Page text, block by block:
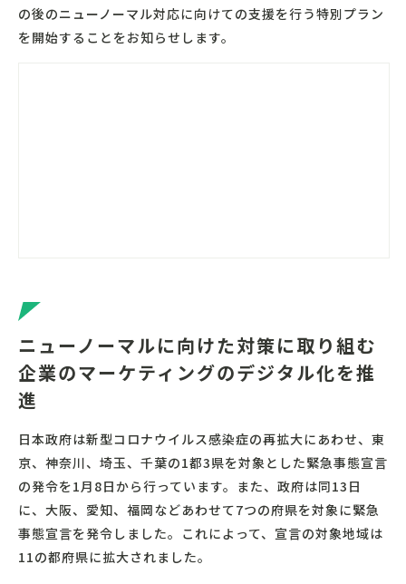
の後のニューノーマル対応に向けての支援を行う特別プラン
を開始することをお知らせします。
ニューノーマルに向けた対策に取り組む
企業のマーケティングのデジタル化を推
進
日本政府は新型コロナウイルス感染症の再拡大にあわせ、東
京、神奈川、埼玉、千葉の1都3県を対象とした緊急事態宣言
の発令を1月8日から行っています。また、政府は同13日
に、大阪、愛知、福岡などあわせて7つの府県を対象に緊急
事態宣言を発令しました。これによって、宣言の対象地域は
11の都府県に拡大されました。